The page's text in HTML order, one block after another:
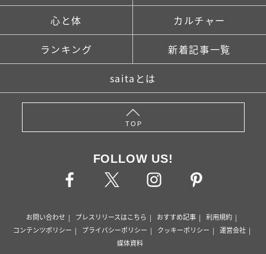
心と体 カルチャー
ランキング 新着記事一覧
saitaとは
TOP
FOLLOW US!
お問い合わせ プレスリリースはこちら おすすめ記事
利用規約
コンテンツポリシー
プライバシーポリシー クッキーポリシー
運営会社
媒体資料